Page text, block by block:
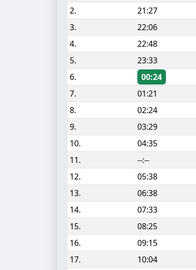
2.
21:27
3.
22:06
4.
22:48
5.
23:33
6.
00:24
7.
01:21
8.
02:24
9.
03:29
10.
04:35
11.
--:--
12.
05:38
13.
06:38
14.
07:33
15.
08:25
16.
09:15
17.
10:04